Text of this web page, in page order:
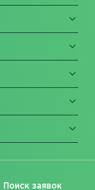
Поиск заявок